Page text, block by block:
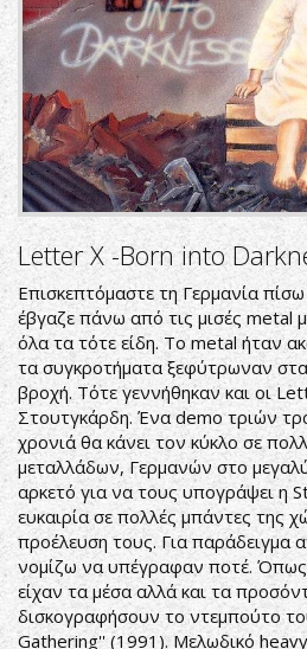
Letter X -Born into
Επισκεπτόμαστε τη Γερμανία
έβγαζε πάνω από τις μισές metal
όλα τα τότε είδη. Το metal ήταν
τα συγκροτήματα ξεφύτρωναν
βροχή. Τότε γεννήθηκαν και οι
Στουτγκάρδη. Ένα demo τριών
χρονιά θα κάνει τον κύκλο σε
μεταλλάδων, Γερμανών στο
αρκετό για να τους υπογράψει η
ευκαιρία σε πολλές μπάντες της
προέλευση τους. Για παράδειγμα
νομίζω να υπέγραφαν ποτέ. Όπως
είχαν τα μέσα αλλά και τα
δισκογραφήσουν το ντεμπούτο
Gathering'' (1991). Μελωδικό